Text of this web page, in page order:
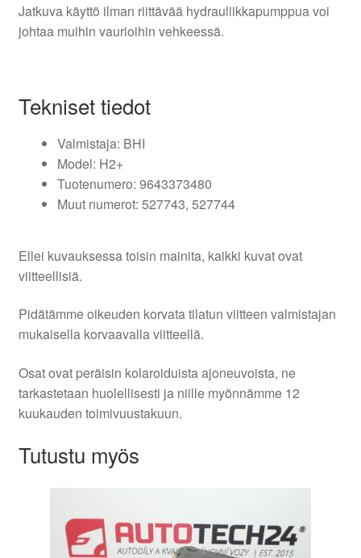
Jatkuva käyttö ilman riittävää hydrauliikkapumppua voi
johtaa muihin vaurioihin vehkeessä.
Tekniset tiedot
Valmistaja: BHI
Model: H2+
Tuotenumero: 9643373480
Muut numerot: 527743, 527744
Ellei kuvauksessa toisin mainita, kaikki kuvat ovat
viitteellisiä.
Pidätämme oikeuden korvata tilatun viitteen valmistajan
mukaisella korvaavalla viitteellä.
Osat ovat peräisin kolaroiduista ajoneuvoista, ne
tarkastetaan huolellisesti ja niille myönnämme 12
kuukauden toimivuustakuun.
Tutustu myös